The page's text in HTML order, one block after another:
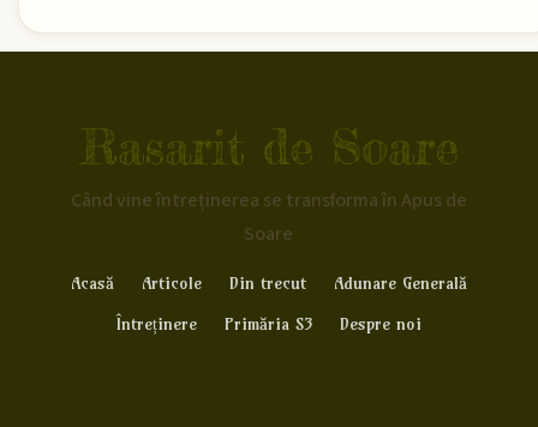
Rasarit de Soare
Când vine întreținerea se transforma în Apus de
Soare
Acasă Articole Din trecut
Adunare Generală
Întreținere
Primăria S3 Despre noi